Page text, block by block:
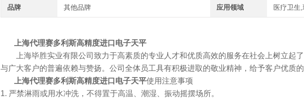
品牌 其他品牌 应用领域 医疗卫生
上海代理赛多利斯高精度进口电子天平
上海毕胜实业有限公司致力于高素质的专业人才和优质高效的服务在社会上树立起
与广大客户的普遍依赖与赞扬。公司全体员工具有积极进取的敬业精神，给予客户优质的
上海代理赛多利斯高精度进口电子天平使用注意事项
1. 严禁淋雨或用水冲洗，不得置于高温、潮湿、振动摇摆场所。